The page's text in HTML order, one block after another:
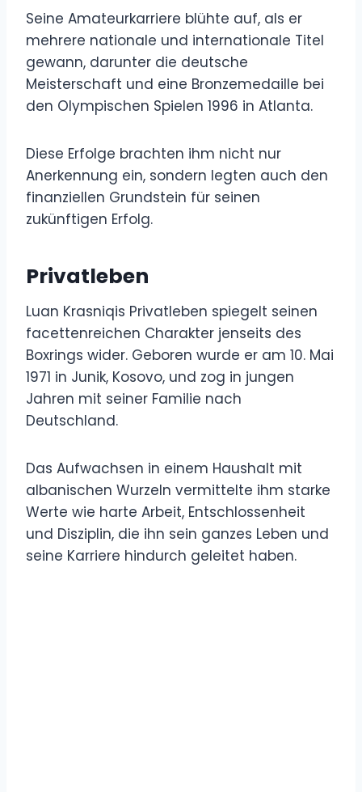
Seine Amateurkarriere blühte auf, als er
mehrere nationale und internationale Titel
gewann, darunter die deutsche
Meisterschaft und eine Bronzemedaille bei
den Olympischen Spielen 1996 in Atlanta.
Diese Erfolge brachten ihm nicht nur
Anerkennung ein, sondern legten auch den
finanziellen Grundstein für seinen
zukünftigen Erfolg.
Privatleben
Luan Krasniqis Privatleben spiegelt seinen
facettenreichen Charakter jenseits des
Boxrings wider. Geboren wurde er am 10. Mai
1971 in Junik, Kosovo, und zog in jungen
Jahren mit seiner Familie nach
Deutschland.
Das Aufwachsen in einem Haushalt mit
albanischen Wurzeln vermittelte ihm starke
Werte wie harte Arbeit, Entschlossenheit
und Disziplin, die ihn sein ganzes Leben und
seine Karriere hindurch geleitet haben.